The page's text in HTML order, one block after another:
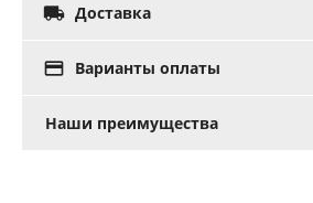
 Доставка
 Варианты оплаты
Наши преимущества